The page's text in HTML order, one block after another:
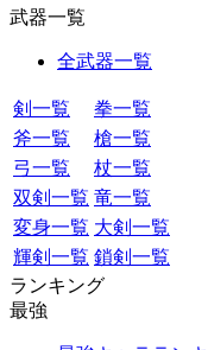
武器一覧
全武器一覧
剣一覧
拳一覧
斧一覧
槍一覧
弓一覧
杖一覧
双剣一覧 竜一覧
変身一覧 大剣一覧
輝剣一覧 鎖剣一覧
ランキング
最強